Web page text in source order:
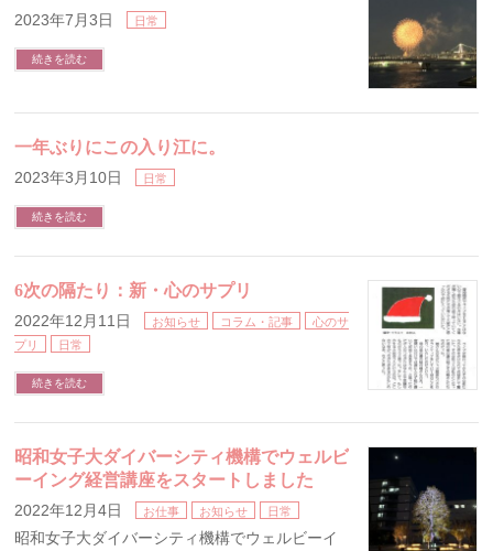
2023年7月3日 日常
続きを読む
一年ぶりにこの入り江に。
2023年3月10日 日常
続きを読む
6次の隔たり：新・心のサプリ
2022年12月11日 お知らせ コラム・記事
心のサ
プリ
日常
続きを読む
昭和女子大ダイバーシティ機構でウェルビ
ーイング経営講座をスタートしました
2022年12月4日 お仕事 お知らせ 日常
昭和女子大ダイバーシティ機構でウェルビーイ